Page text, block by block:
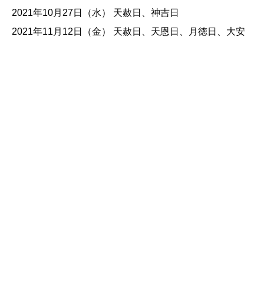
2021年10月27日（水） 天赦日、神吉日
2021年11月12日（金） 天赦日、天恩日、月徳日、大安